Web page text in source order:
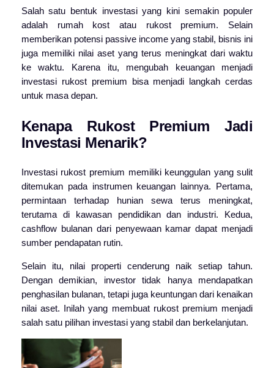
Salah satu bentuk investasi yang kini semakin populer
adalah rumah kost atau rukost premium. Selain
memberikan potensi passive income yang stabil, bisnis ini
juga memiliki nilai aset yang terus meningkat dari waktu
ke waktu. Karena itu, mengubah keuangan menjadi
investasi rukost premium bisa menjadi langkah cerdas
untuk masa depan.
Kenapa Rukost Premium Jadi
Investasi Menarik?
Investasi rukost premium memiliki keunggulan yang sulit
ditemukan pada instrumen keuangan lainnya. Pertama,
permintaan terhadap hunian sewa terus meningkat,
terutama di kawasan pendidikan dan industri. Kedua,
cashflow bulanan dari penyewaan kamar dapat menjadi
sumber pendapatan rutin.
Selain itu, nilai properti cenderung naik setiap tahun.
Dengan demikian, investor tidak hanya mendapatkan
penghasilan bulanan, tetapi juga keuntungan dari kenaikan
nilai aset. Inilah yang membuat rukost premium menjadi
salah satu pilihan investasi yang stabil dan berkelanjutan.